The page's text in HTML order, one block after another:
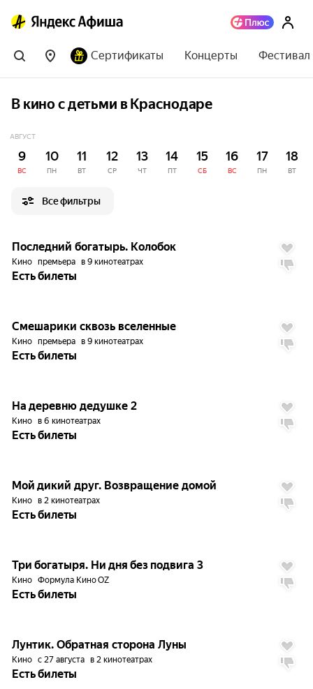
Сертификаты Концерты
В кино с детьми в Краснодаре
АВГУСТ
9
ВС
10
ПН
11
ВТ
12
СР
13
ЧТ
14
ПТ
15
СБ
16
ВС
17
ПН
18
ВТ
Все фильтры
2.3
Последний богатырь. Колобок
Кино премьера в 9 кинотеатрах
Есть билеты
6.0
Смешарики сквозь вселенные
Кино премьера в 9 кинотеатрах
Есть билеты
7.0
На деревню дедушке 2
Кино в 6 кинотеатрах
Есть билеты
7.0
Мой дикий друг. Возвращение домой
Кино в 2 кинотеатрах
Есть билеты
5.9
Три богатыря. Ни дня без подвига 3
Кино Формула Кино OZ
Есть билеты
Лунтик. Обратная сторона Луны
Кино с 27 августа в 2 кинотеатрах
Есть билеты